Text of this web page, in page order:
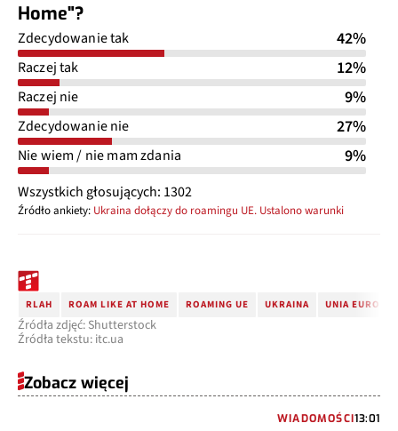
Home"?
Zdecydowanie tak 42%
Raczej tak 12%
Raczej nie 9%
Zdecydowanie nie 27%
Nie wiem / nie mam zdania 9%
Wszystkich głosujących: 1302
Źródło ankiety: Ukraina dołączy do roamingu UE. Ustalono warunki
RLAH ROAM LIKE AT HOME ROAMING UE UKRAINA UNIA
Źródła zdjęć: Shutterstock
Źródła tekstu: itc.ua
Zobacz więcej
WIADOMOŚCI13:01